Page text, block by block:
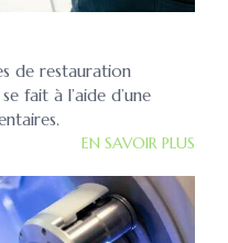
de restauration
fait à l’aide d’une
EN SAVOIR PLUS